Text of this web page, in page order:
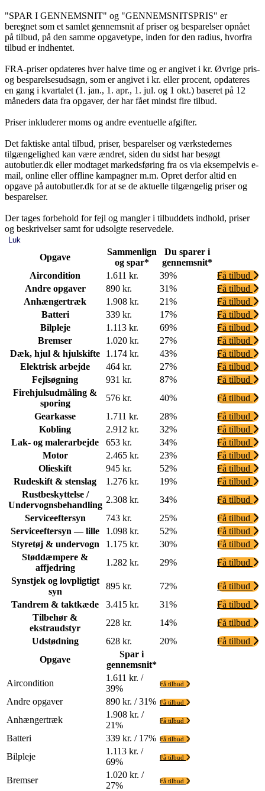
"SPAR I GENNEMSNIT" og "GENNEMSNITSPRIS" er
beregnet som et samlet gennemsnit af priser og besparelser opnået
på tilbud, på den samme opgavetype, inden for den radius, hvorfra
tilbud er indhentet.
FRA-priser opdateres hver halve time og er angivet i kr. Øvrige pris-
og besparelsesudsagn, som er angivet i kr. eller procent, opdateres
en gang i kvartalet (1. jan., 1. apr., 1. jul. og 1 okt.) baseret på 12
måneders data fra opgaver, der har fået mindst fire tilbud.
Priser inkluderer moms og andre eventuelle afgifter.
Det faktiske antal tilbud, priser, besparelser og værkstedernes
tilgængelighed kan være ændret, siden du sidst har besøgt
autobutler.dk eller modtaget markedsføring fra os via eksempelvis e-
mail, online eller offline kampagner m.m. Opret derfor altid en
opgave på autobutler.dk for at se de aktuelle tilgængelig priser og
besparelser.
Der tages forbehold for fejl og mangler i tilbuddets indhold, priser
og beskrivelser samt for udsolgte reservedele.
Luk
Opgave
Sammenlign
og spar*
Du sparer i
gennemsnit*
Aircondition
1.611 kr. 39%
Få tilbud
Andre opgaver
890 kr. 31%
Få tilbud
Anhængertræk
1.908 kr. 21%
Få tilbud
Batteri
339 kr. 17%
Få tilbud
Bilpleje
1.113 kr. 69%
Få tilbud
Bremser
1.020 kr. 27%
Få tilbud
Dæk, hjul & hjulskifte
1.174 kr. 43%
Få tilbud
Elektrisk arbejde
464 kr. 27%
Få tilbud
Fejlsøgning
931 kr. 87%
Få tilbud
Firehjulsudmåling &
sporing
576 kr. 40%
Få tilbud
Gearkasse
1.711 kr. 28%
Få tilbud
Kobling
2.912 kr. 32%
Få tilbud
Lak- og malerarbejde
653 kr. 34%
Få tilbud
Motor
2.465 kr. 23%
Få tilbud
Olieskift
945 kr. 52%
Få tilbud
Rudeskift & stenslag
1.276 kr. 19%
Få tilbud
Rustbeskyttelse /
Undervognsbehandling
2.308 kr. 34%
Få tilbud
Serviceeftersyn
743 kr. 25%
Få tilbud
Serviceeftersyn — lille
1.098 kr. 52%
Få tilbud
Styretøj & undervogn
1.175 kr. 30%
Få tilbud
Støddæmpere &
affjedring
1.282 kr. 29%
Få tilbud
Synstjek og lovpligtigt
syn
895 kr. 72%
Få tilbud
Tandrem & taktkæde
3.415 kr. 31%
Få tilbud
Tilbehør &
ekstraudstyr
228 kr. 14%
Få tilbud
Udstødning
628 kr. 20%
Få tilbud
Opgave
Spar i
gennemsnit*
Aircondition
1.611 kr. /
39%
Få tilbud
Andre opgaver 890 kr. / 31% Få tilbud
Anhængertræk
1.908 kr. /
21%
Få tilbud
Batteri 339 kr. / 17% Få tilbud
Bilpleje
1.113 kr. /
69%
Få tilbud
Bremser
1.020 kr. /
27%
Få tilbud